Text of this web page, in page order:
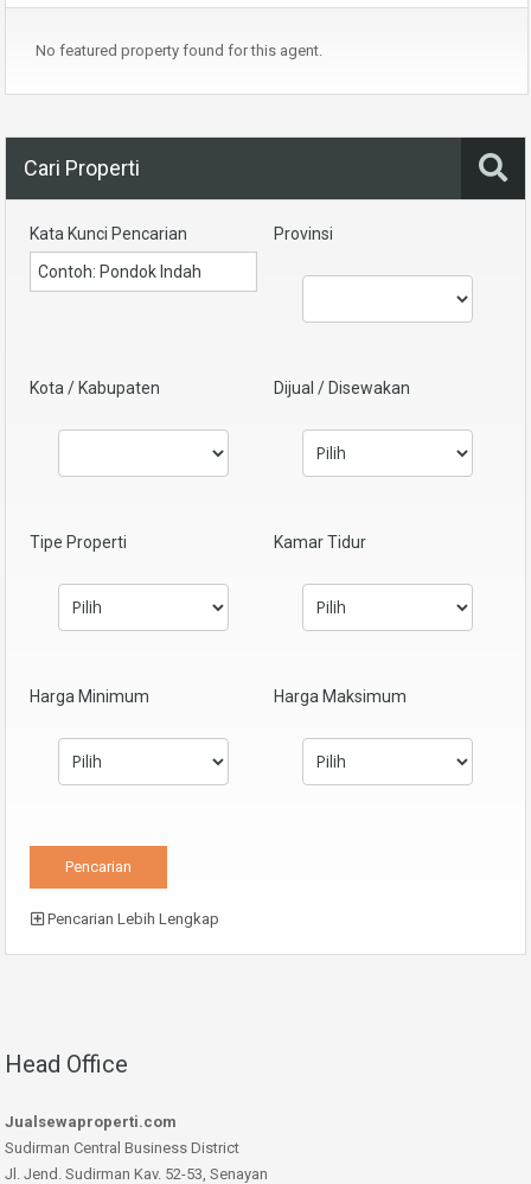
No featured property found for this agent.
Cari Properti
Kata Kunci Pencarian Provinsi
Kota / Kabupaten Dijual / Disewakan
Tipe Properti Kamar Tidur
Harga Minimum Harga Maksimum
Pencarian Lebih Lengkap
Head Office
Jualsewaproperti.com
Sudirman Central Business District
Jl. Jend. Sudirman Kav. 52-53, Senayan